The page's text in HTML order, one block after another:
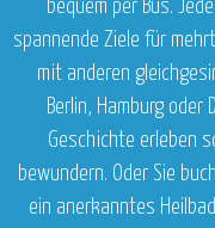
bequem per Bus.
spannende Ziele für
mit anderen
Berlin, Hamburg
Geschichte erleben
bewundern. Oder Sie
ein anerkanntes